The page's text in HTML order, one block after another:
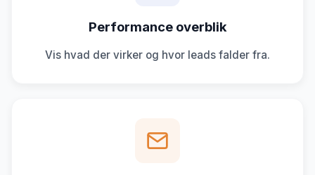
Performance overblik
Vis hvad der virker og hvor leads falder fra.